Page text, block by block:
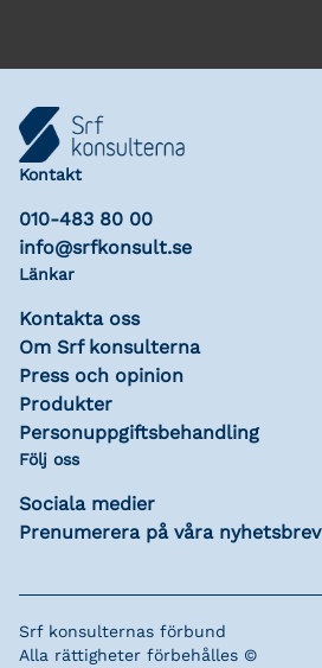
Kontakt
010-483 80 00
info@srfkonsult.se
Länkar
Kontakta oss
Om Srf konsulterna
Press och opinion
Produkter
Personuppgiftsbehandling
Följ oss
Sociala medier
Prenumerera på våra nyhetsbrev
Srf konsulternas förbund
Alla rättigheter förbehålles ©